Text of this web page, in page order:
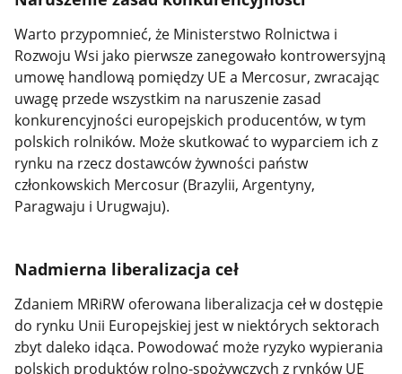
Warto przypomnieć, że Ministerstwo Rolnictwa i
Rozwoju Wsi jako pierwsze zanegowało kontrowersyjną
umowę handlową pomiędzy UE a Mercosur, zwracając
uwagę przede wszystkim na naruszenie zasad
konkurencyjności europejskich producentów, w tym
polskich rolników. Może skutkować to wyparciem ich z
rynku na rzecz dostawców żywności państw
członkowskich Mercosur (Brazylii, Argentyny,
Paragwaju i Urugwaju).
Nadmierna liberalizacja ceł
Zdaniem MRiRW oferowana liberalizacja ceł w dostępie
do rynku Unii Europejskiej jest w niektórych sektorach
zbyt daleko idąca. Powodować może ryzyko wypierania
polskich produktów rolno-spożywczych z rynków UE